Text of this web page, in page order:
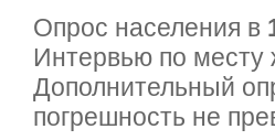
Опрос населения в
Интервью по месту
Дополнительный
погрешность не